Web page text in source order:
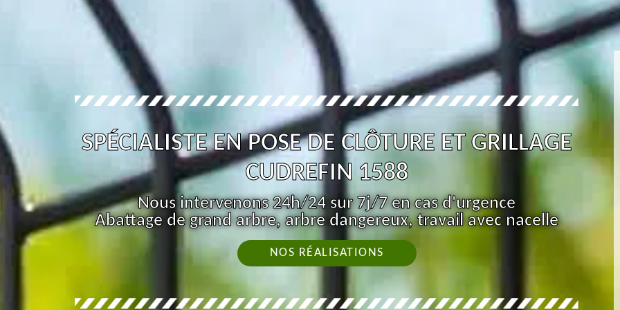
SPÉCIALISTE EN POSE DE CLÔTURE ET GRILLAGE
CUDREFIN 1588
Nous intervenons 24h/24 sur 7j/7 en cas d'urgence
Abattage de grand arbre, arbre dangereux, travail avec nacelle
NOS RÉALISATIONS